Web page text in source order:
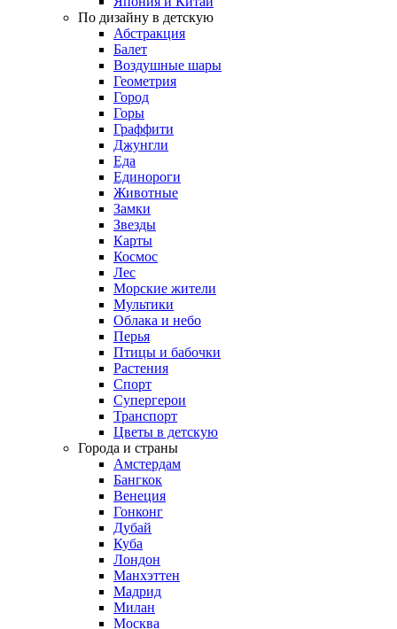
По дизайну в детскую
Абстракция
Балет
Воздушные шары
Геометрия
Город
Горы
Граффити
Джунгли
Еда
Единороги
Животные
Замки
Звезды
Карты
Космос
Лес
Морские жители
Мультики
Облака и небо
Перья
Птицы и бабочки
Растения
Спорт
Супергерои
Транспорт
Цветы в детскую
Города и страны
Амстердам
Бангкок
Венеция
Гонконг
Дубай
Куба
Лондон
Манхэттен
Мадрид
Милан
Москва